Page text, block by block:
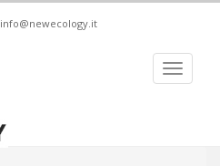
info@newecology.it